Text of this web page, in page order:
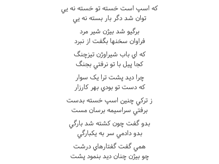
که اسپ است خسته تو خسته نه يي
توان شد دگر بار بسته نه يي
برگيو شد بيژن شير مرد
فراوان سخنها بگفت از نبرد
که اي باب شيراوژن تيزچنگ
کجا پيل با تو نرفتي بجنگ
چرا ديد پشت ترا يک سوار
که دست تو بودي بهر کارزار
ز ترکي چنين اسپ خسته بدست
برفتي سراسيمه برسان مست
بدو گفت چون کشته شد بارگي
بدو دادمي سر به يکبارگي
همي گفت گفتارهاي درشت
چو بيژن چنان ديد بنمود پشت